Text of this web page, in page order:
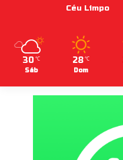
Céu Limpo
30 ℃
Sáb
28 ℃
Dom